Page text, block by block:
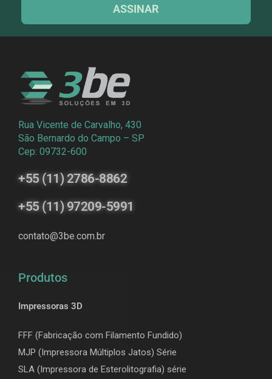
ASSINAR
Rua Vicente de Carvalho, 430
São Bernardo do Campo – SP
Cep: 09732-600
+55 (11) 2786-8862
+55 (11) 97209-5991
contato@3be.com.br
Produtos
Impressoras 3D
FFF (Fabricação com Filamento Fundido)
MJP (Impressora Múltiplos Jatos) Série
SLA (Impressora de Esterolitografia) série